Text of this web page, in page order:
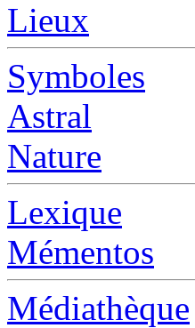
Lieux
Symboles
Astral
Nature
Lexique
Mémentos
Médiathèque